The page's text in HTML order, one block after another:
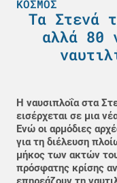
ΚΌΣΜΟΣ
Τα Στενά
αλλά 80
Η ναυσιπλοΐα στα
εισέρχεται σε μια
Ενώ οι αρμόδιες
για τη διέλευση
μήκος των ακτών
πρόσφατης κρίσης